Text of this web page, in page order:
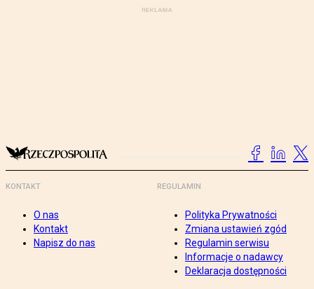
KONTAKT
O nas
Kontakt
Napisz do nas
REGULAMIN
Polityka Prywatności
Zmiana ustawień zgód
Regulamin serwisu
Informacje o nadawcy
Deklaracja dostępności